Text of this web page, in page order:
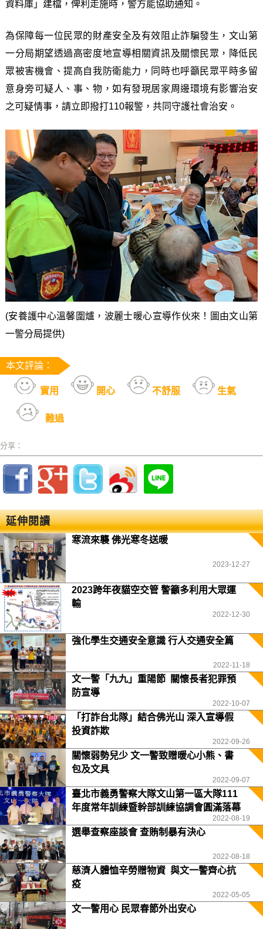
資料庫」建檔，俾利走施時，警方能協助通知。
為保障每一位民眾的財產安全及有效阻止詐騙發生，文山第
一分局期望透過高密度地宣導相關資訊及關懷民眾，降低民
眾被害機會、提高自我防衛能力，同時也呼籲民眾平時多留
意身旁可疑人、事、物，如有發現居家周邊環境有影響治安
之可疑情事，請立即撥打110報警，共同守護社會治安。
(安養護中心溫馨圍爐，波麗士暖心宣導作伙來！圖由文山第
一警分局提供)
本文評論：
實用 開心 不舒服 生氣
難過
分享：
延伸閱讀
寒流來襲 佛光寒冬送暖
2023-12-27
2023跨年夜貓空交管 警籲多利用大眾運
輸
2022-12-30
強化學生交通安全意識 行人交通安全篇
2022-11-18
文一警「九九」重陽節 關懷長者犯罪預
防宣導
2022-10-07
「打詐台北隊」結合佛光山 深入宣導假
投資詐欺
2022-09-26
關懷弱勢兒少 文一警致贈暖心小熊、書
包及文具
2022-09-07
臺北市義勇警察大隊文山第一區大隊111
年度常年訓練暨幹部訓練協調會圓滿落幕
2022-08-19
選舉查察座談會 查賄制暴有決心
2022-08-18
慈濟人體恤辛勞贈物資 與文一警齊心抗
疫
2022-05-05
文一警用心 民眾春節外出安心